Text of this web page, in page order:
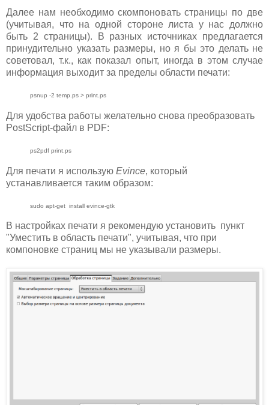
Далее нам необходимо скомпоновать страницы по две
(учитывая, что на одной стороне листа у нас должно
быть 2 страницы). В разных источниках предлагается
принудительно указать размеры, но я бы это делать не
советовал, т.к., как показал опыт, иногда в этом случае
информация выходит за пределы области печати:
psnup -2 temp.ps > print.ps
Для удобства работы желательно снова преобразовать
PostScript-файл в PDF:
ps2pdf print.ps
Для печати я использую Evince, который
устанавливается таким образом:
sudo apt-get install evince-gtk
В настройках печати я рекомендую установить пункт
"Уместить в область печати", учитывая, что при
компоновке страниц мы не указывали размеры.